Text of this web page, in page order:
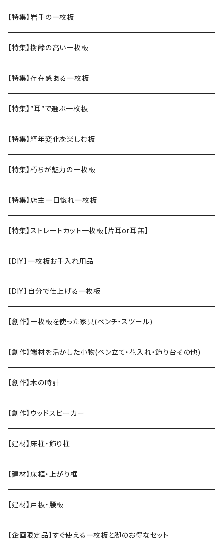
【特集】岩手の一枚板
【特集】樹齢の高い一枚板
【特集】存在感ある一枚板
【特集】”耳”で選ぶ一枚板
【特集】経年変化を楽しむ板
【特集】朽ちが魅力の一枚板
【特集】店主一目惚れ一枚板
【特集】ストレートカット一枚板【片耳or耳無】
【DIY】一枚板お手入れ用品
【DIY】自分で仕上げる一枚板
【創作】一枚板を使った家具(ベンチ・スツール)
【創作】端材を活かした小物(ペン立て・花入れ・飾り台その他)
【創作】木の時計
【創作】ウッドスピーカー
【建材】床柱・飾り柱
【建材】床框・上がり框
【建材】戸板・腰板
【企画限定品】すぐ使える一枚板と脚のお得なセット